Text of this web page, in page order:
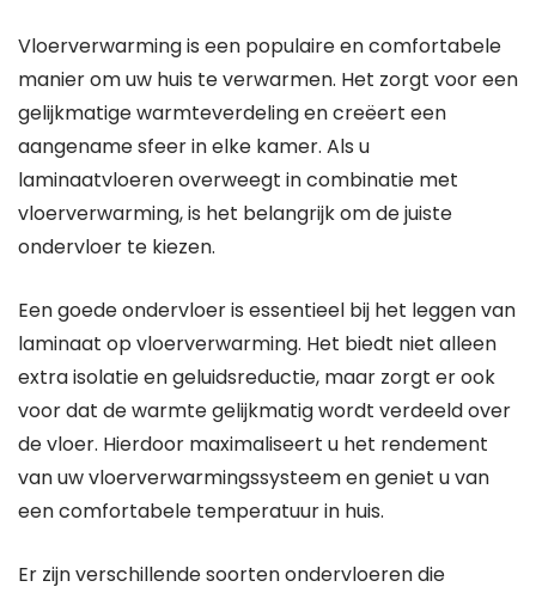
Vloerverwarming is een populaire en comfortabele
manier om uw huis te verwarmen. Het zorgt voor een
gelijkmatige warmteverdeling en creëert een
aangename sfeer in elke kamer. Als u
laminaatvloeren overweegt in combinatie met
vloerverwarming, is het belangrijk om de juiste
ondervloer te kiezen.
Een goede ondervloer is essentieel bij het leggen van
laminaat op vloerverwarming. Het biedt niet alleen
extra isolatie en geluidsreductie, maar zorgt er ook
voor dat de warmte gelijkmatig wordt verdeeld over
de vloer. Hierdoor maximaliseert u het rendement
van uw vloerverwarmingssysteem en geniet u van
een comfortabele temperatuur in huis.
Er zijn verschillende soorten ondervloeren die